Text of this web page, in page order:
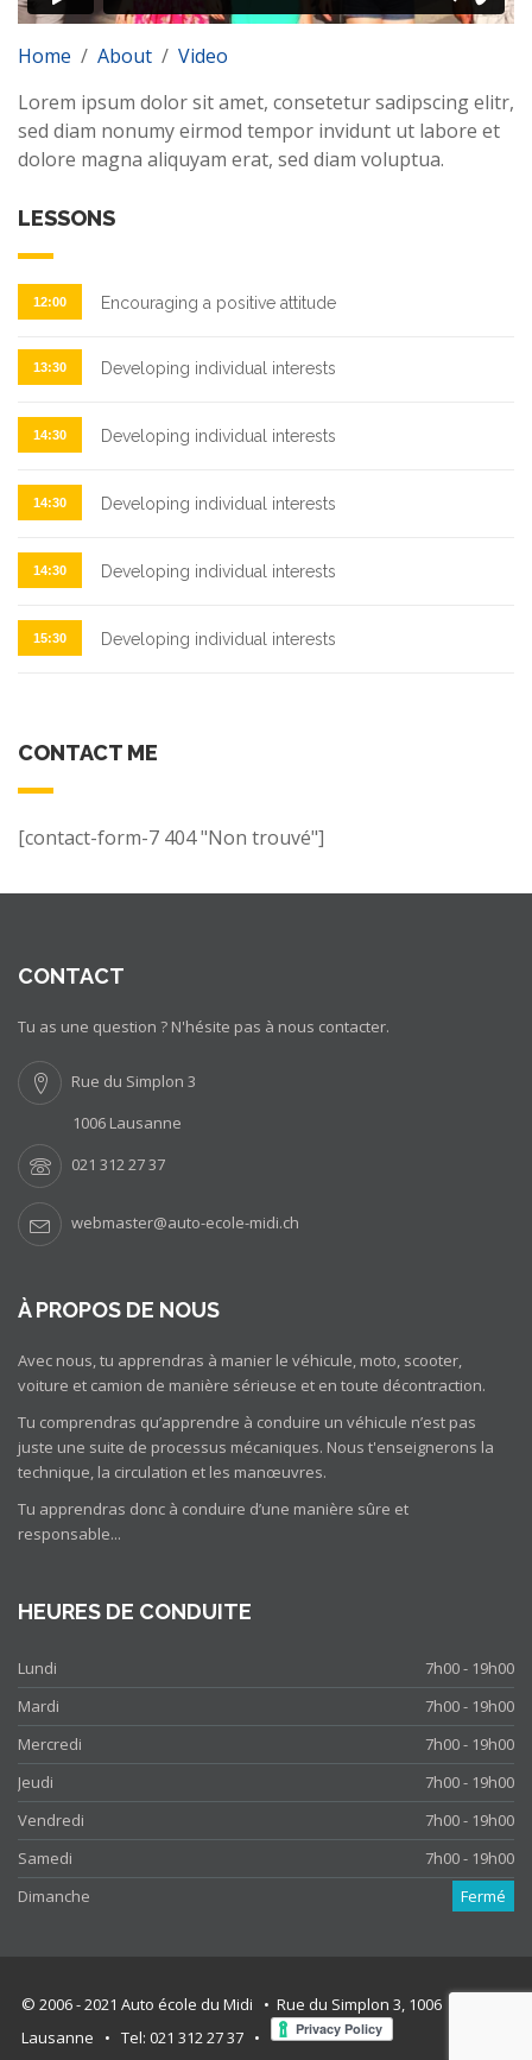
Home / About / Video
Lorem ipsum dolor sit amet, consetetur sadipscing elitr,
sed diam nonumy eirmod tempor invidunt ut labore et
dolore magna aliquyam erat, sed diam voluptua.
LESSONS
12:00 Encouraging a positive attitude
13:30 Developing individual interests
14:30 Developing individual interests
14:30 Developing individual interests
14:30 Developing individual interests
15:30 Developing individual interests
CONTACT ME
[contact-form-7 404 "Non trouvé"]
CONTACT
Tu as une question ? N'hésite pas à nous contacter.
Rue du Simplon 3
1006 Lausanne
021 312 27 37
webmaster@auto-ecole-midi.ch
À PROPOS DE NOUS
Avec nous, tu apprendras à manier le véhicule, moto, scooter,
voiture et camion de manière sérieuse et en toute décontraction.
Tu comprendras qu’apprendre à conduire un véhicule n’est pas
juste une suite de processus mécaniques. Nous t'enseignerons la
technique, la circulation et les manœuvres.
Tu apprendras donc à conduire d’une manière sûre et
responsable...
HEURES DE CONDUITE
Lundi
7h00 - 19h00
Mardi
7h00 - 19h00
Mercredi
7h00 - 19h00
Jeudi
7h00 - 19h00
Vendredi
7h00 - 19h00
Samedi
7h00 - 19h00
Dimanche
Fermé
© 2006 - 2021 Auto école du Midi • Rue du Simplon 3, 1006
Lausanne • Tel: 021 312 27 37 •